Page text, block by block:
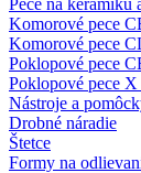
Komorové pece
Komorové pece
Poklopové pece
Poklopové pece
Nástroje a
Drobné náradie
Štetce
Formy na